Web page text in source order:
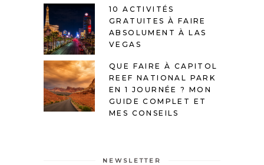
10 ACTIVITÉS
GRATUITES À FAIRE
ABSOLUMENT À LAS
VEGAS
QUE FAIRE À CAPITOL
REEF NATIONAL PARK
EN 1 JOURNÉE ? MON
GUIDE COMPLET ET
MES CONSEILS
NEWSLETTER